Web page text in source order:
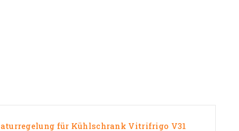
für Kühlschrank Vitrifrigo V31